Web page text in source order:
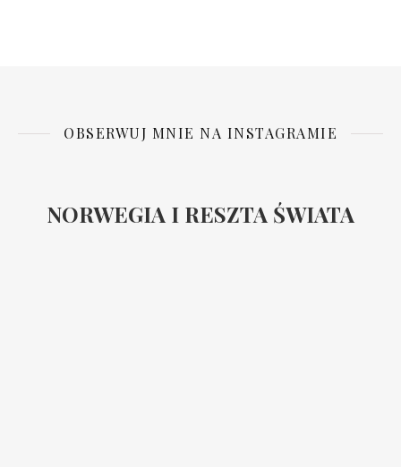
OBSERWUJ MNIE NA INSTAGRAMIE
NORWEGIA I RESZTA ŚWIATA